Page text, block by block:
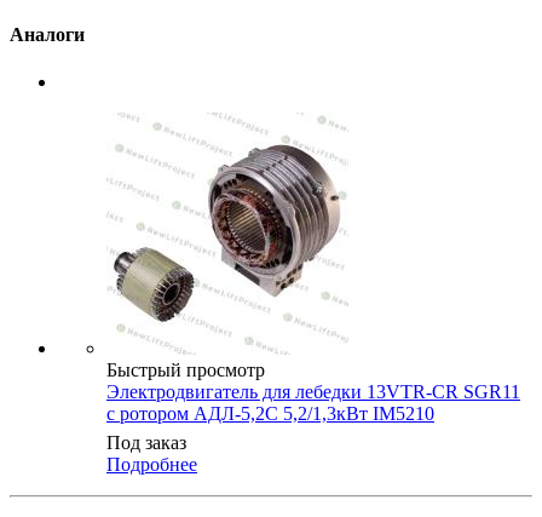
Аналоги
Быстрый просмотр
Электродвигатель для лебедки 13VTR-CR SGR11
с ротором АДЛ-5,2С 5,2/1,3кВт IM5210
Под заказ
Подробнее